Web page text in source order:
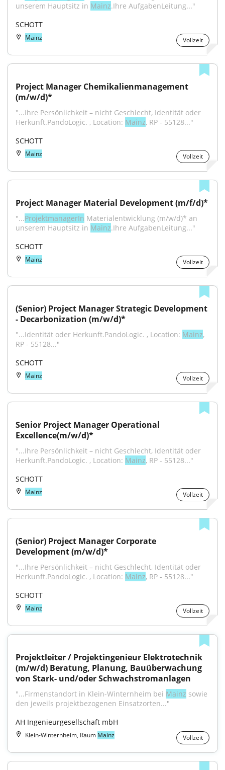
unserem Hauptsitz in Mainz.Ihre AufgabenLeitung..."
SCHOTT
Mainz Vollzeit
Project Manager Chemikalienmanagement
(m/w/d)*
"...Ihre Persönlichkeit – nicht Geschlecht, Identität oder
Herkunft.PandoLogic. , Location: Mainz, RP - 55128..."
SCHOTT
Mainz Vollzeit
Project Manager Material Development (m/f/d)*
"...ProjektmanagerIn Materialentwicklung (m/w/d)* an
unserem Hauptsitz in Mainz.Ihre AufgabenLeitung..."
SCHOTT
Mainz Vollzeit
(Senior) Project Manager Strategic Development
- Decarbonization (m/w/d)*
"...Identität oder Herkunft.PandoLogic. , Location: Mainz,
RP - 55128..."
SCHOTT
Mainz Vollzeit
Senior Project Manager Operational
Excellence(m/w/d)*
"...Ihre Persönlichkeit – nicht Geschlecht, Identität oder
Herkunft.PandoLogic. , Location: Mainz, RP - 55128..."
SCHOTT
Mainz Vollzeit
(Senior) Project Manager Corporate
Development (m/w/d)*
"...Ihre Persönlichkeit – nicht Geschlecht, Identität oder
Herkunft.PandoLogic. , Location: Mainz, RP - 55128..."
SCHOTT
Mainz Vollzeit
Projektleiter / Projektingenieur Elektrotechnik
(m/w/d) Beratung, Planung, Bauüberwachung
von Stark- und/oder Schwachstromanlagen
"...Firmenstandort in Klein-Winternheim bei Mainz sowie
den jeweils projektbezogenen Einsatzorten..."
AH Ingenieurgesellschaft mbH
Klein-Winternheim, Raum Mainz Vollzeit